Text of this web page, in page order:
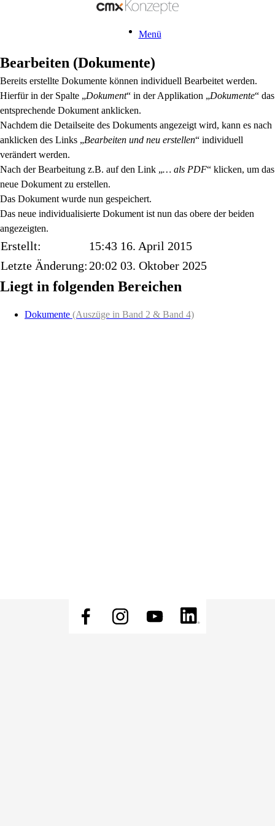
Menü
Bearbeiten (Dokumente)
Bereits erstellte Dokumente können individuell Bearbeitet werden.
Hierfür in der Spalte „Dokument“ in der Applikation „Dokumente“ das
entsprechende Dokument anklicken.
Nachdem die Detailseite des Dokuments angezeigt wird, kann es nach
anklicken des Links „Bearbeiten und neu erstellen“ individuell
verändert werden.
Nach der Bearbeitung z.B. auf den Link „… als PDF“ klicken, um das
neue Dokument zu erstellen.
Das Dokument wurde nun gespeichert.
Das neue individualisierte Dokument ist nun das obere der beiden
angezeigten.
Erstellt:
15:43 16. April 2015
Letzte Änderung: 20:02 03. Oktober 2025
Liegt in folgenden Bereichen
Dokumente (Auszüge in Band 2 & Band 4)